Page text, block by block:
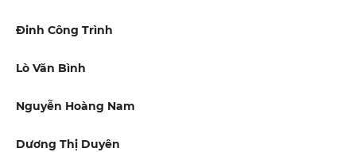
Đinh Công Trình
Lò Văn Bình
Nguyễn Hoàng Nam
Dương Thị Duyên